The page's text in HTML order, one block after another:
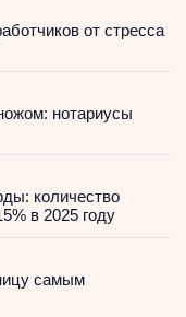
от стресса
нотариусы
количество
в 2025 году
самым